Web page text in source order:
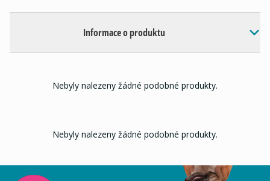
Informace o produktu
Nebyly nalezeny žádné podobné produkty.
Nebyly nalezeny žádné podobné produkty.